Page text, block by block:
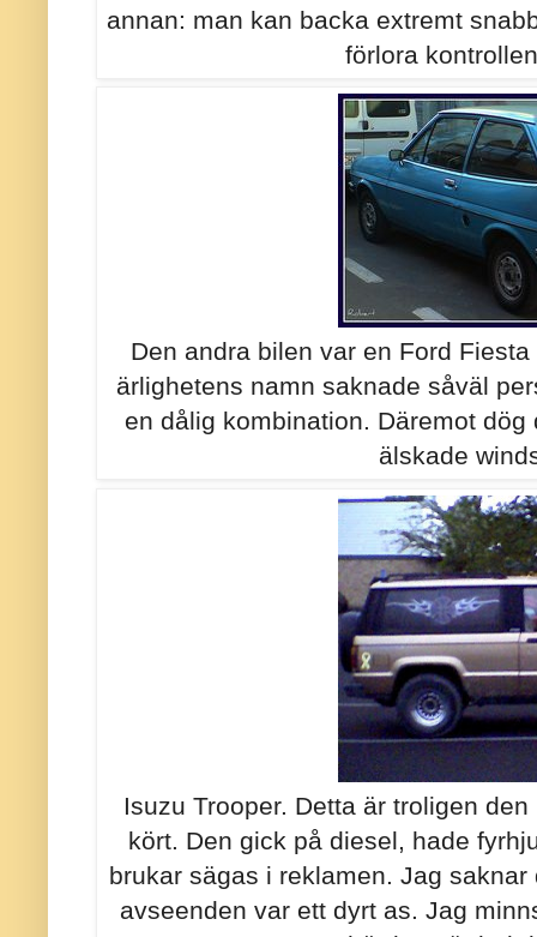
annan: man kan backa extremt
förlora
Den andra bilen var en Ford
ärlighetens namn saknade såväl
en dålig kombination. Däremot
älskade
Isuzu Trooper. Detta är troligen
kört. Den gick på diesel, hade
brukar sägas i reklamen. Jag
avseenden var ett dyrt as. Jag